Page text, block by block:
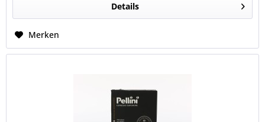
Details
Merken